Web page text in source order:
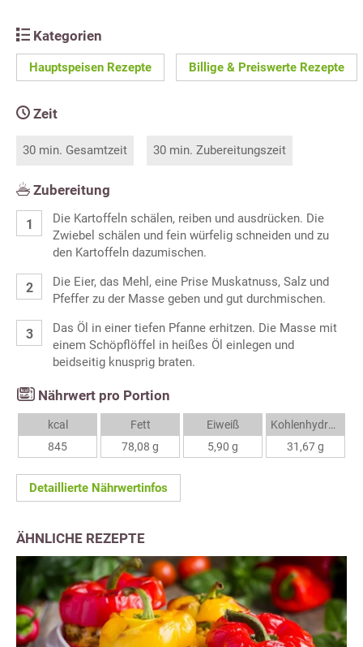
Kategorien
Hauptspeisen Rezepte Billige & Preiswerte Rezepte
Zeit
30 min. Gesamtzeit 30 min. Zubereitungszeit
Zubereitung
Die Kartoffeln schälen, reiben und ausdrücken. Die
Zwiebel schälen und fein würfelig schneiden und zu
den Kartoffeln dazumischen.
Die Eier, das Mehl, eine Prise Muskatnuss, Salz und
Pfeffer zu der Masse geben und gut durchmischen.
Das Öl in einer tiefen Pfanne erhitzen. Die Masse mit
einem Schöpflöffel in heißes Öl einlegen und
beidseitig knusprig braten.
Nährwert pro Portion
kcal
845
Fett
78,08 g
Eiweiß
5,90 g
Kohlenhydrate
31,67 g
Detaillierte Nährwertinfos
ÄHNLICHE REZEPTE